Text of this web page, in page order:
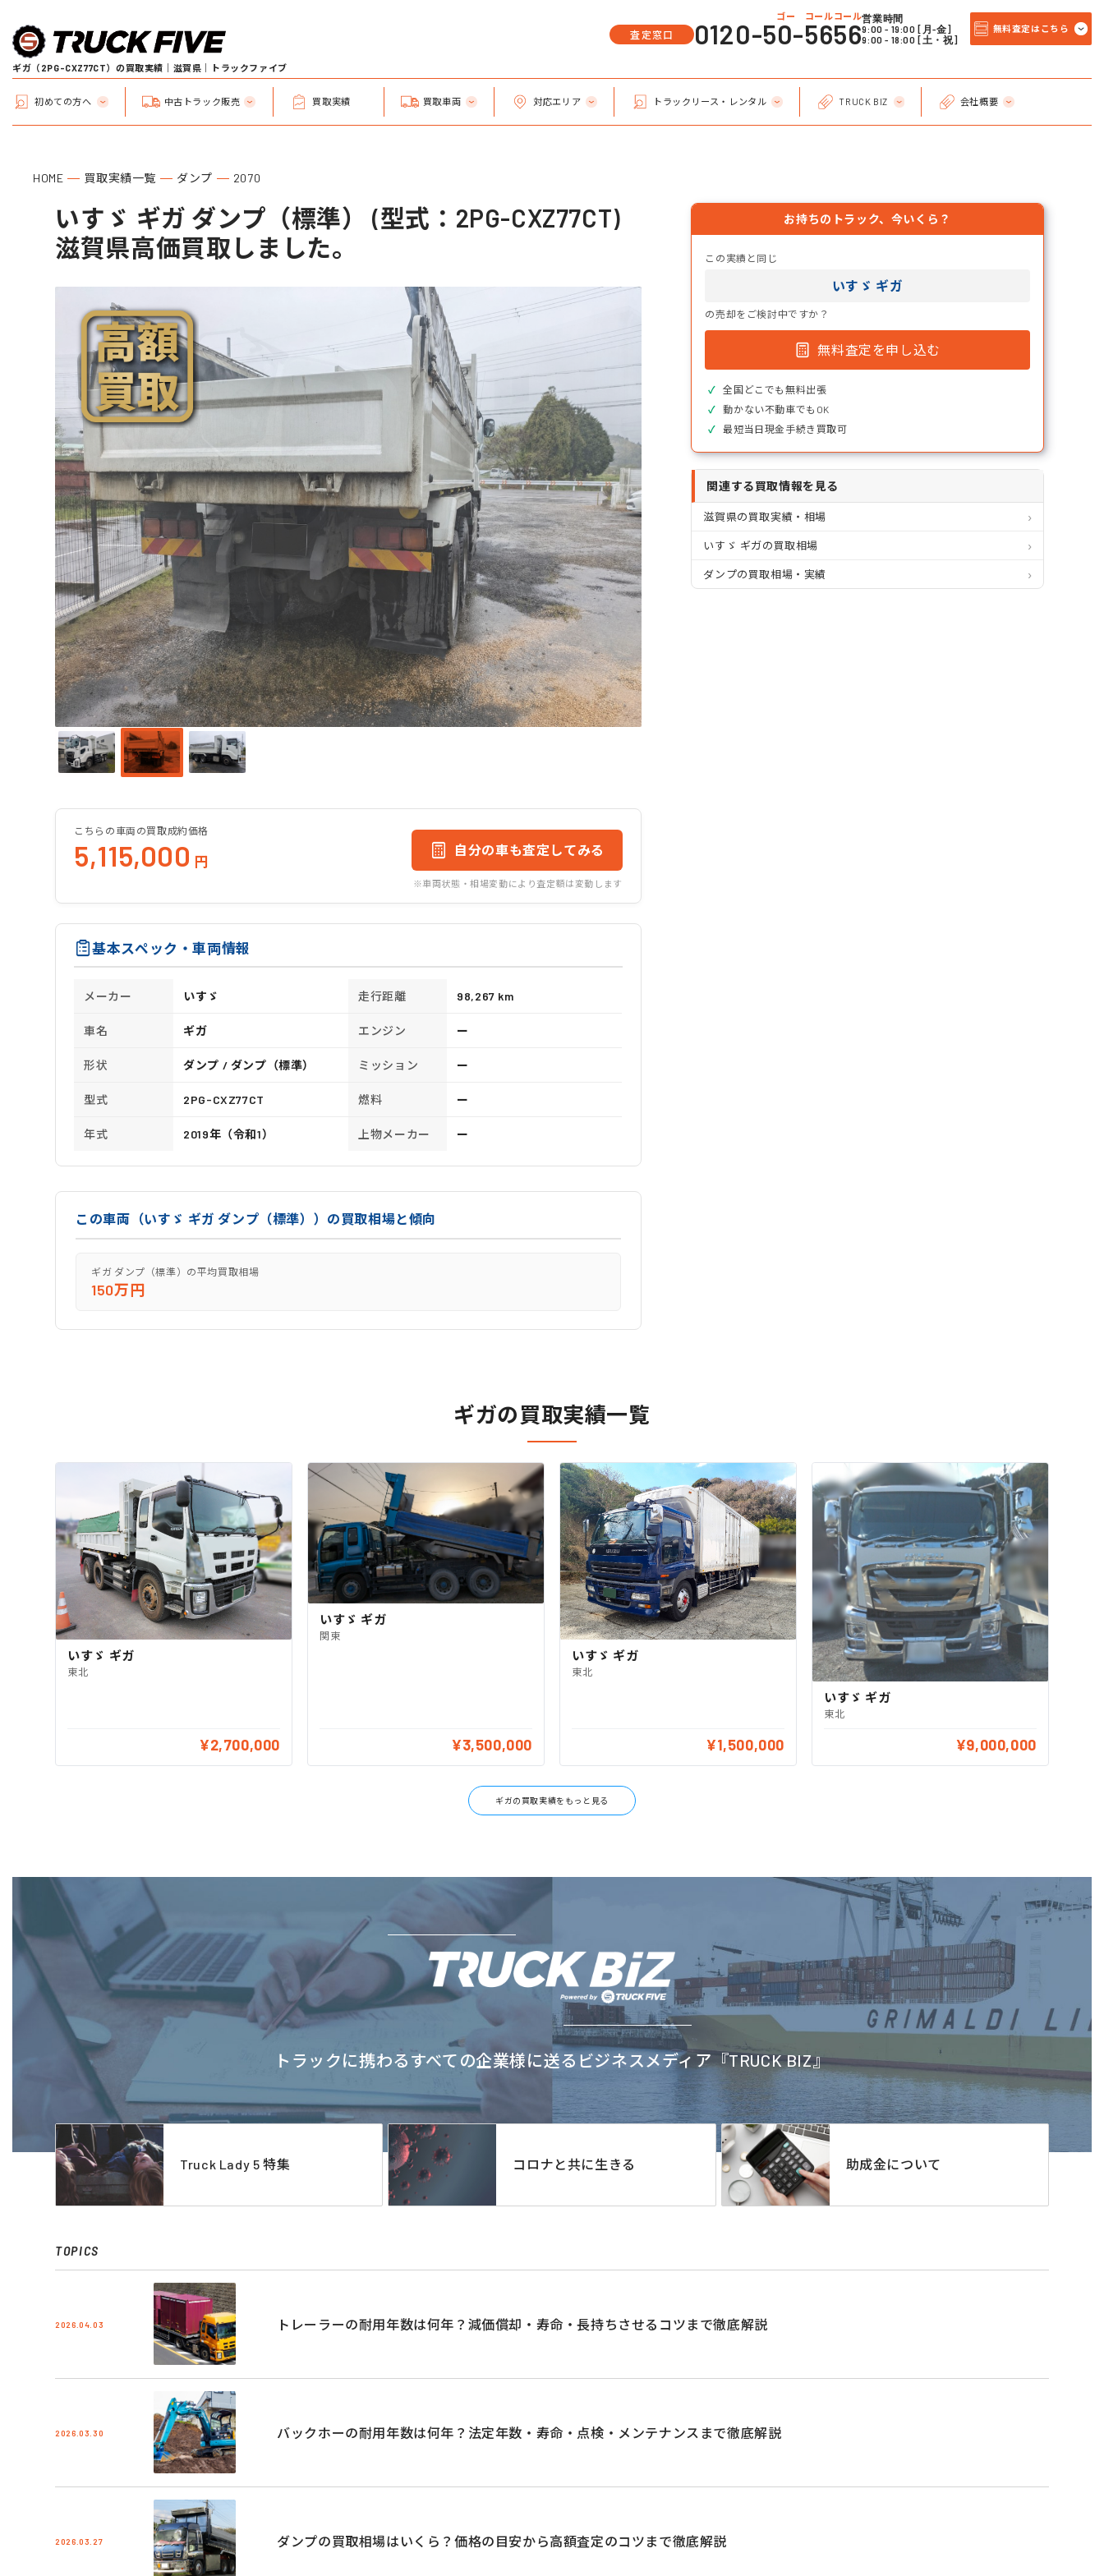
ギガ（2PG-CXZ77CT）の買取実績｜滋賀県｜トラックファイブ
査定窓口
ゴー コールコール
0120-50-5656営業時間
9:00 - 19:00 [月-金]
9:00 - 18:00 [土・祝]
無料査定はこちら
初めての方へ 中古トラック販売 買取実績 買取車両 対応エリア トラックリース・レンタル TRUCK BIZ 会社概要
HOME 買取実績一覧 ダンプ 2070
いすゞ ギガ ダンプ（標準） (型式：2PG-CXZ77CT)
滋賀県高価買取しました。
こちらの車両の買取成約価格
5,115,000 円
自分の車も査定してみる
※車両状態・相場変動により査定額は変動します
基本スペック・車両情報
メーカー いすゞ 走行距離 98,267 km
車名 ギガ エンジン ー
形状 ダンプ / ダンプ（標準） ミッション ー
型式 2PG-CXZ77CT 燃料 ー
年式 2019年（令和1） 上物メーカー ー
この車両（いすゞ ギガ ダンプ（標準））の買取相場と傾向
ギガ ダンプ（標準）の平均買取相場
150万円
お持ちのトラック、今いくら？
この実績と同じ
いすゞ ギガ
の売却をご検討中ですか？
無料査定を申し込む
全国どこでも無料出張
動かない不動車でもOK
最短当日現金手続き買取可
関連する買取情報を見る
滋賀県の買取実績・相場
いすゞ ギガの買取相場
ダンプの買取相場・実績
ギガの買取実績一覧
いすゞ ギガ
東北
¥2,700,000
いすゞ ギガ
関東
¥3,500,000
いすゞ ギガ
東北
¥1,500,000
いすゞ ギガ
東北
¥9,000,000
ギガの買取実績をもっと見る
トラックに携わるすべての企業様に送るビジネスメディア『TRUCK BIZ』
Truck Lady 5 特集 コロナと共に生きる 助成金について
TOPICS
2026.04.03 トレーラーの耐用年数は何年？減価償却・寿命・長持ちさせるコツまで徹底解説
2026.03.30 バックホーの耐用年数は何年？法定年数・寿命・点検・メンテナンスまで徹底解説
2026.03.27 ダンプの買取相場はいくら？価格の目安から高額査定のコツまで徹底解説